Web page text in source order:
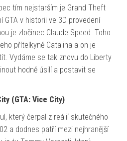
tím nejstarším je Grand Theft
GTA v historii ve 3D provedení
je zločinec Claude Speed. Toho
přítelkyně Catalina a on je
Vydáme se tak znovu do Liberty
hodně úsilí a postavit se
(GTA: Vice City)
který čerpal z reálií skutečného
a dodnes patří mezi nejhranější